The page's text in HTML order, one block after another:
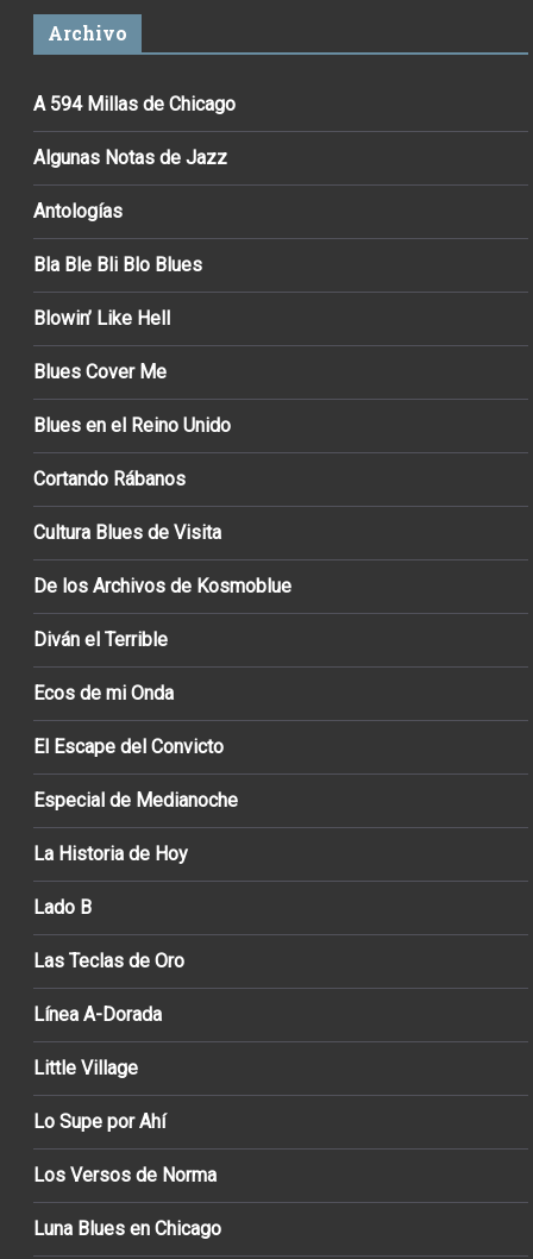
Archivo
A 594 Millas de Chicago
Algunas Notas de Jazz
Antologías
Bla Ble Bli Blo Blues
Blowin’ Like Hell
Blues Cover Me
Blues en el Reino Unido
Cortando Rábanos
Cultura Blues de Visita
De los Archivos de Kosmoblue
Diván el Terrible
Ecos de mi Onda
El Escape del Convicto
Especial de Medianoche
La Historia de Hoy
Lado B
Las Teclas de Oro
Línea A-Dorada
Little Village
Lo Supe por Ahí
Los Versos de Norma
Luna Blues en Chicago